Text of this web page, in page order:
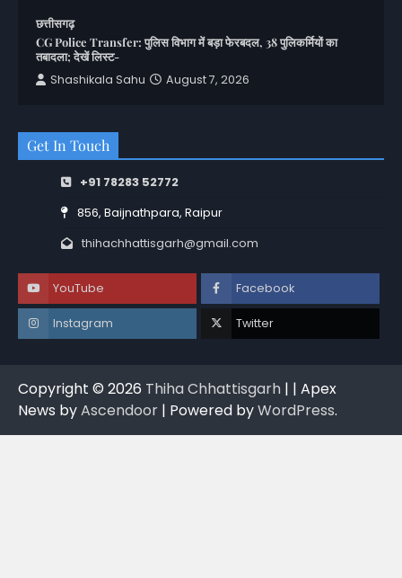
छत्तीसगढ़
CG Police Transfer: पुलिस विभाग में बड़ा फेरबदल, 38 पुलिकर्मियों का
तबादला; देखें लिस्ट-
Shashikala Sahu
August 7, 2026
Get In Touch
+91 78283 52772
856, Baijnathpara, Raipur
thihachhattisgarh@gmail.com
YouTube Facebook
Instagram Twitter
Copyright © 2026 Thiha Chhattisgarh | | Apex
News byAscendoor | Powered byWordPress.